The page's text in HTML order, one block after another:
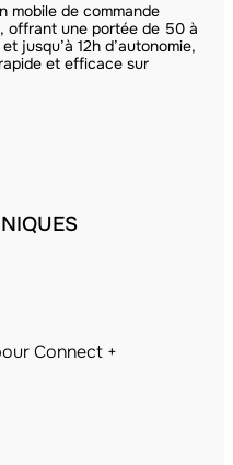
mobile de commande
offrant une portée de 50 à
jusqu’à 12h d’autonomie,
et efficace sur
Connect +